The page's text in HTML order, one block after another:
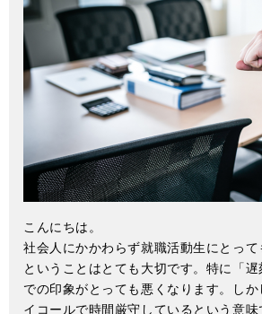
こんにちは。
社会人にかかわらず就職活動生にとって
ということはとても大切です。特に「
での印象がとっても悪くなります。し
イコールで時間厳守しているという意味